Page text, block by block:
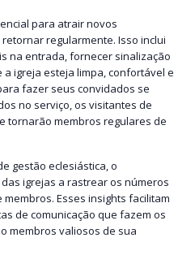
para atrair novos
regularmente. Isso inclui
na entrada, fornecer sinalização
igreja esteja limpa, confortável e
fazer seus convidados se
no serviço, os visitantes de
tornarão membros regulares de
gestão eclesiástica, o
igrejas a rastrear os números
Esses insights facilitam
de comunicação que fazem os
membros valiosos de sua